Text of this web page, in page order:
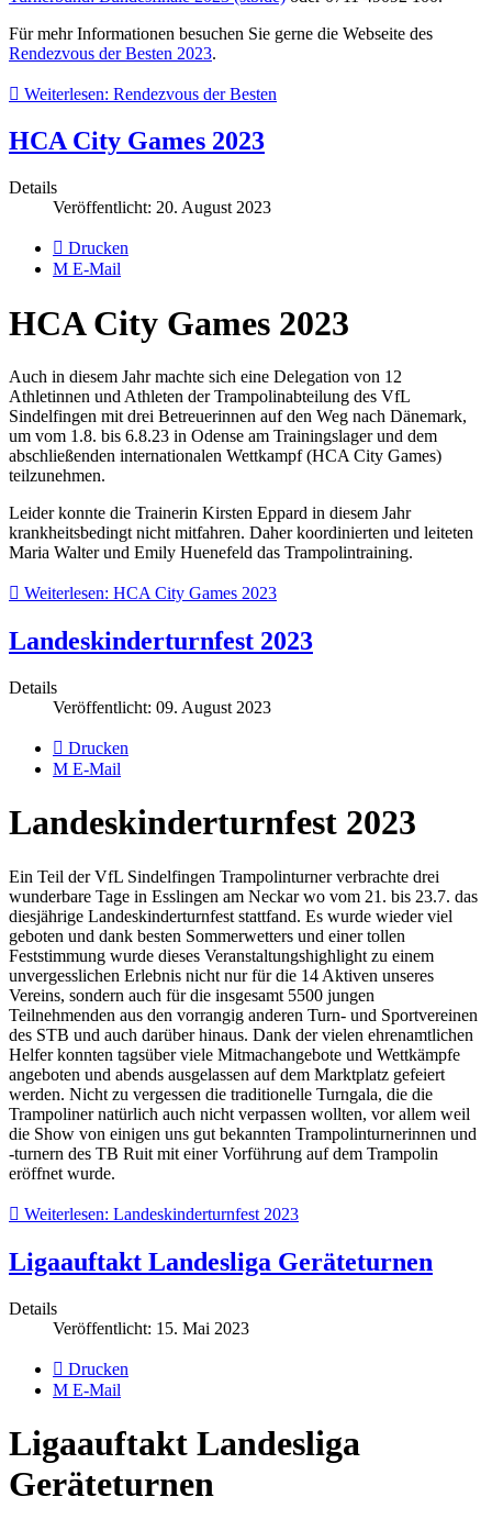
Für mehr Informationen besuchen Sie gerne die Webseite des
Rendezvous der Besten 2023.
Weiterlesen: Rendezvous der Besten
HCA City Games 2023
Details
Veröffentlicht: 20. August 2023
Drucken
E-Mail
HCA City Games 2023
Auch in diesem Jahr machte sich eine Delegation von 12
Athletinnen und Athleten der Trampolinabteilung des VfL
Sindelfingen mit drei Betreuerinnen auf den Weg nach Dänemark,
um vom 1.8. bis 6.8.23 in Odense am Trainingslager und dem
abschließenden internationalen Wettkampf (HCA City Games)
teilzunehmen.
Leider konnte die Trainerin Kirsten Eppard in diesem Jahr
krankheitsbedingt nicht mitfahren. Daher koordinierten und leiteten
Maria Walter und Emily Huenefeld das Trampolintraining.
Weiterlesen: HCA City Games 2023
Landeskinderturnfest 2023
Details
Veröffentlicht: 09. August 2023
Drucken
E-Mail
Landeskinderturnfest 2023
Ein Teil der VfL Sindelfingen Trampolinturner verbrachte drei
wunderbare Tage in Esslingen am Neckar wo vom 21. bis 23.7. das
diesjährige Landeskinderturnfest stattfand. Es wurde wieder viel
geboten und dank besten Sommerwetters und einer tollen
Feststimmung wurde dieses Veranstaltungshighlight zu einem
unvergesslichen Erlebnis nicht nur für die 14 Aktiven unseres
Vereins, sondern auch für die insgesamt 5500 jungen
Teilnehmenden aus den vorrangig anderen Turn- und Sportvereinen
des STB und auch darüber hinaus. Dank der vielen ehrenamtlichen
Helfer konnten tagsüber viele Mitmachangebote und Wettkämpfe
angeboten und abends ausgelassen auf dem Marktplatz gefeiert
werden. Nicht zu vergessen die traditionelle Turngala, die die
Trampoliner natürlich auch nicht verpassen wollten, vor allem weil
die Show von einigen uns gut bekannten Trampolinturnerinnen und
-turnern des TB Ruit mit einer Vorführung auf dem Trampolin
eröffnet wurde.
Weiterlesen: Landeskinderturnfest 2023
Ligaauftakt Landesliga Geräteturnen
Details
Veröffentlicht: 15. Mai 2023
Drucken
E-Mail
Ligaauftakt Landesliga
Geräteturnen